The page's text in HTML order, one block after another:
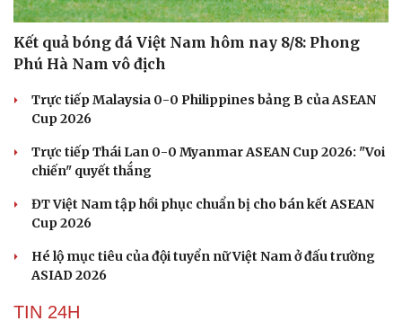
Kết quả bóng đá Việt Nam hôm nay 8/8: Phong
Phú Hà Nam vô địch
Trực tiếp Malaysia 0-0 Philippines bảng B của ASEAN
Cup 2026
Trực tiếp Thái Lan 0-0 Myanmar ASEAN Cup 2026: "Voi
chiến" quyết thắng
ĐT Việt Nam tập hồi phục chuẩn bị cho bán kết ASEAN
Cup 2026
Hé lộ mục tiêu của đội tuyển nữ Việt Nam ở đấu trường
ASIAD 2026
TIN 24H